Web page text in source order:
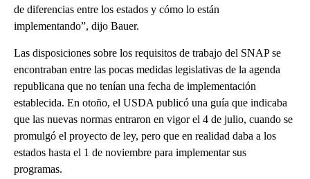
de diferencias entre los estados y cómo lo están
implementando”, dijo Bauer.
Las disposiciones sobre los requisitos de trabajo del SNAP se
encontraban entre las pocas medidas legislativas de la agenda
republicana que no tenían una fecha de implementación
establecida. En otoño, el USDA publicó una guía que indicaba
que las nuevas normas entraron en vigor el 4 de julio, cuando se
promulgó el proyecto de ley, pero que en realidad daba a los
estados hasta el 1 de noviembre para implementar sus
programas.